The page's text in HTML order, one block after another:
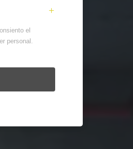
el
personal.